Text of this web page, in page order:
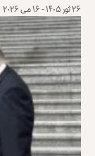
۲۶ ثور ۱۴۰۵ - ۱۶ می ۲۰۲۶